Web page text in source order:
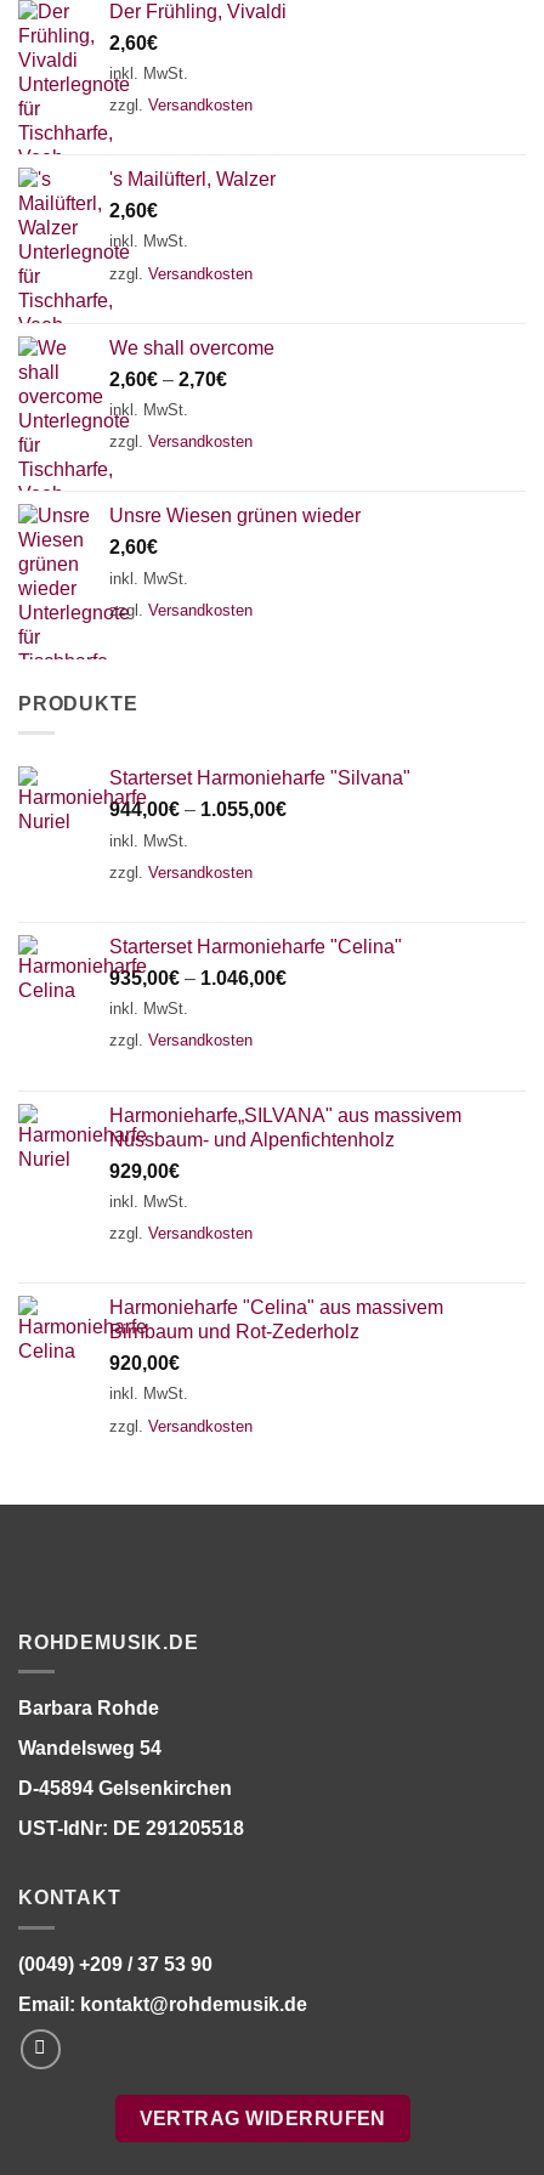
Der Frühling, Vivaldi
2,60€
inkl. MwSt.
zzgl. Versandkosten
's Mailüfterl, Walzer
2,60€
inkl. MwSt.
zzgl. Versandkosten
We shall overcome
2,60€ – 2,70€
inkl. MwSt.
zzgl. Versandkosten
Unsre Wiesen grünen wieder
2,60€
inkl. MwSt.
zzgl. Versandkosten
PRODUKTE
Starterset Harmonieharfe "Silvana"
944,00€ – 1.055,00€
inkl. MwSt.
zzgl. Versandkosten
Starterset Harmonieharfe "Celina"
935,00€ – 1.046,00€
inkl. MwSt.
zzgl. Versandkosten
Harmonieharfe„SILVANA" aus massivem
Nussbaum- und Alpenfichtenholz
929,00€
inkl. MwSt.
zzgl. Versandkosten
Harmonieharfe "Celina" aus massivem
Birnbaum und Rot-Zederholz
920,00€
inkl. MwSt.
zzgl. Versandkosten
ROHDEMUSIK.DE
Barbara Rohde
Wandelsweg 54
D-45894 Gelsenkirchen
UST-IdNr: DE 291205518
KONTAKT
(0049) +209 / 37 53 90
Email: kontakt@rohdemusik.de
VERTRAG WIDERRUFEN